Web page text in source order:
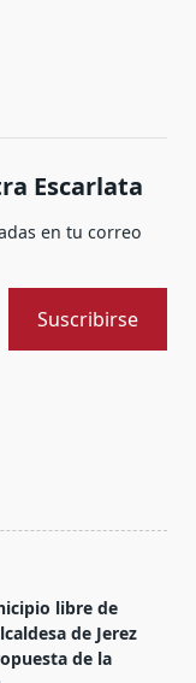
Escarlata
en tu correo
Suscribirse
libre de
de Jerez
de la